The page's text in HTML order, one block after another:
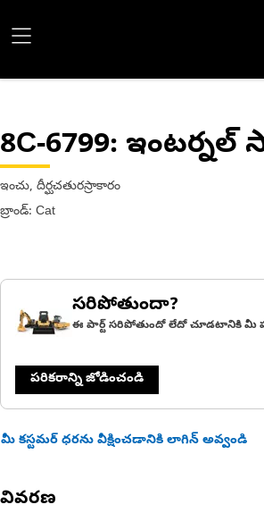
8C-6799: ఇంటర్నల్
ఇంచు, దీర్ఘచతురస్రాకారం
బ్రాండ్: Cat
సరిపోతుందా?
ఈ పార్ట్ సరిపోతుందో లేదో చూడటానికి మీ
పరికరాన్ని జోడించండి
మీ కస్టమర్ ధరను వీక్షించడానికి లాగిన్ అవ్వండి
వివరణ